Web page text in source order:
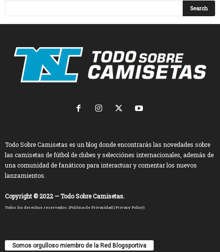
Todo Sobre Camisetas es un blog donde encontrarás las novedades sobre
las camisetas de fútbol de clubes y selecciónes internacionales, además de
una comunidad de fanáticos para interactuar y comentar los nuevos
lanzamientos.
Copyright © 2022 — Todo Sobre Camisetas.
Todos los derechos reservados. (Política de Privacidad | Privacy Policy)
Somos orgulloso miembro de la Red Blogsportiva